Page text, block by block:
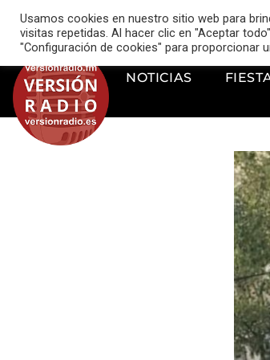
music_note VERSIÓN RADIO
NOTICIAS
Usamos cookies en nuestro sitio web para
visitas repetidas. Al hacer clic en "Aceptar
"Configuración de cookies" para proporcionar